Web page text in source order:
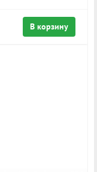
В корзину